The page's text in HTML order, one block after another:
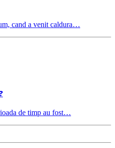
cand a venit caldura…
de timp au fost…